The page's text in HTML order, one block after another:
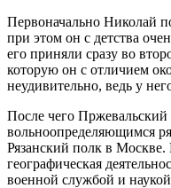
Первоначально Николай
при этом он с детства
его приняли сразу во
которую он с отличием
неудивительно, ведь у
После чего
вольноопределяющимся
Рязанский полк в
географическая
военной службой и